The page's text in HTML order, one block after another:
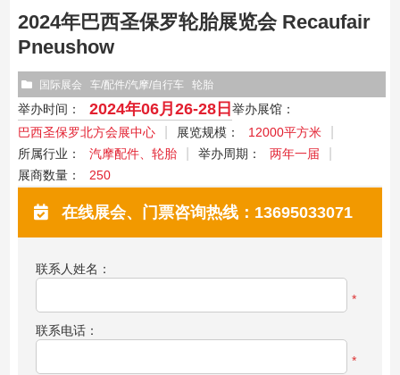
2024年巴西圣保罗轮胎展览会 Recaufair
Pneushow
国际展会 车/配件/汽摩/自行车 轮胎
举办时间： 2024年06月26-28日 举办展馆：
巴西圣保罗北方会展中心
展览规模：
12000平方米
所属行业：
汽摩配件、轮胎 举办周期：
两年一届
展商数量：
250
在线展会、门票咨询热线：13695033071
联系人姓名：
*
联系电话：
*